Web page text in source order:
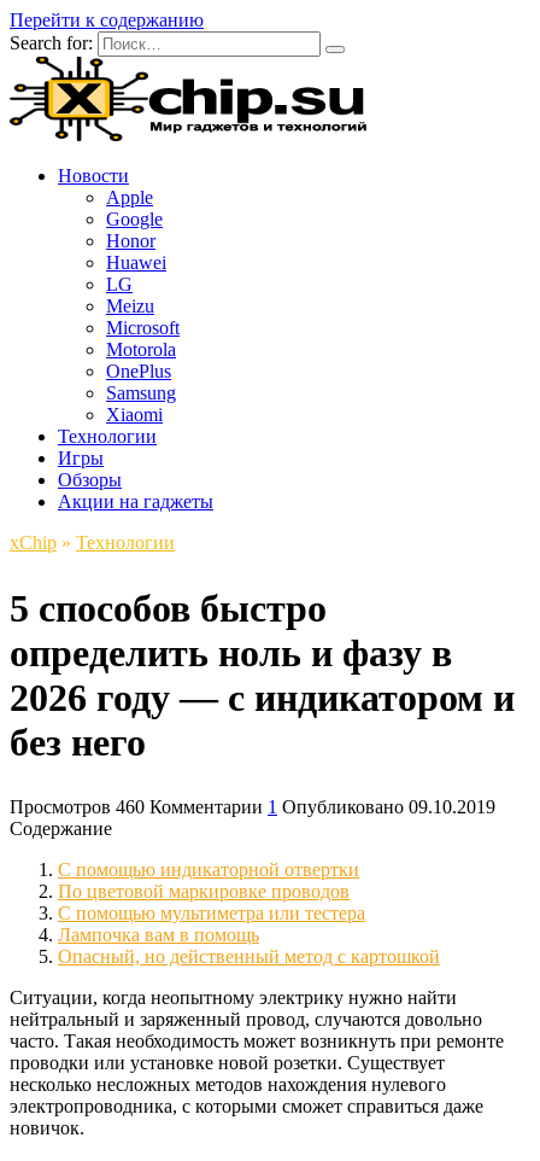
Перейти к содержанию
Search for:
Новости
Apple
Google
Honor
Huawei
LG
Meizu
Microsoft
Motorola
OnePlus
Samsung
Xiaomi
Технологии
Игры
Обзоры
Акции на гаджеты
xСhip » Технологии
5 способов быстро
определить ноль и фазу в
2026 году — с индикатором и
без него
Просмотров 460 Комментарии 1 Опубликовано 09.10.2019
Содержание
С помощью индикаторной отвертки
По цветовой маркировке проводов
С помощью мультиметра или тестера
Лампочка вам в помощь
Опасный, но действенный метод с картошкой
Ситуации, когда неопытному электрику нужно найти
нейтральный и заряженный провод, случаются довольно
часто. Такая необходимость может возникнуть при ремонте
проводки или установке новой розетки. Существует
несколько несложных методов нахождения нулевого
электропроводника, с которыми сможет справиться даже
новичок.